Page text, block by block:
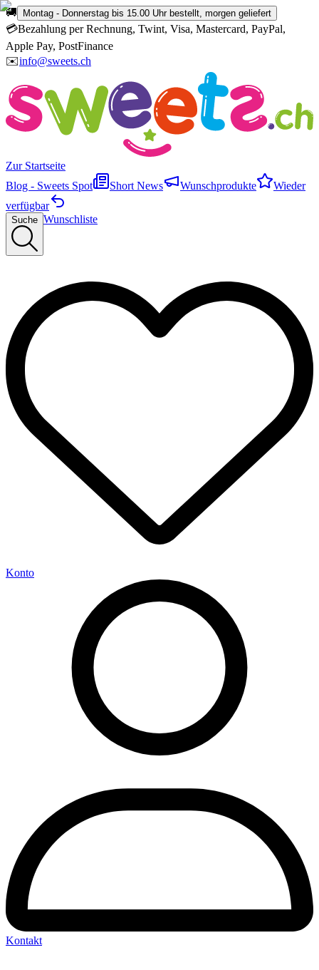
🚚 Montag - Donnerstag bis 15.00 Uhr bestellt, morgen geliefert
💳Bezahlung per Rechnung, Twint, Visa, Mastercard, PayPal,
Apple Pay, PostFinance
✉️info@sweets.ch
Zur Startseite
Blog - Sweets Spot
Short News Wunschprodukte
Wieder
verfügbar
Suche Wunschliste
Konto
Kontakt